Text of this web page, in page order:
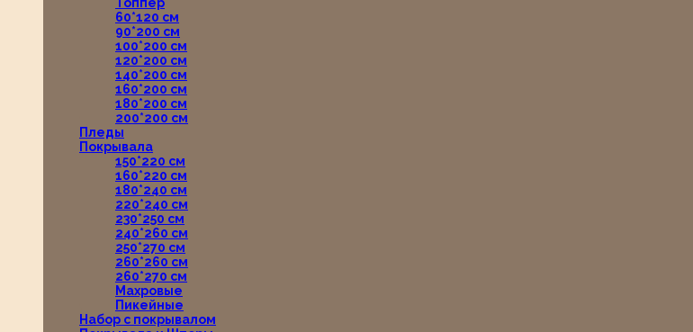
60*120 см
90*200 см
100*200 см
120*200 см
140*200 см
160*200 см
180*200 см
200*200 см
Пледы
Покрывала
150*220 см
160*220 см
180*240 см
220*240 см
230*250 см
240*260 см
250*270 см
260*260 см
260*270 см
Махровые
Пикейные
Набор с покрывалом